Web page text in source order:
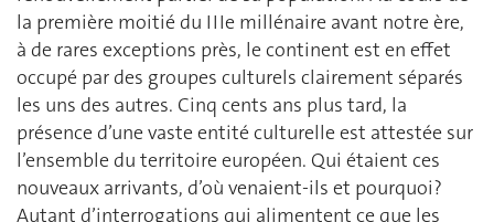
la première moitié du IIIe millénaire avant notre ère,
à de rares exceptions près, le continent est en effet
occupé par des groupes culturels clairement séparés
les uns des autres. Cinq cents ans plus tard, la
présence d’une vaste entité culturelle est attestée sur
l’ensemble du territoire européen. Qui étaient ces
nouveaux arrivants, d’où venaient-ils et pourquoi?
Autant d’interrogations qui alimentent ce que les